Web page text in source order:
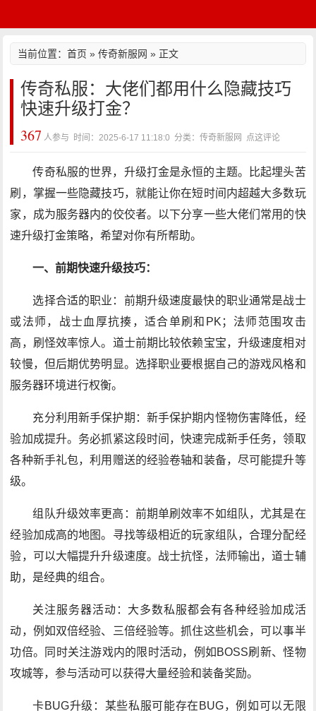
当前位置：首页 »传奇新服网 » 正文
传奇私服：大佬们都用什么隐藏技巧
快速升级打金？
367 人参与 时间：2025-6-17 11:18:0 分类：传奇新服网 点这评论
传奇私服的世界，升级打金是永恒的主题。比起埋头苦
刷，掌握一些隐藏技巧，就能让你在短时间内超越大多数玩
家，成为服务器内的佼佼者。以下分享一些大佬们常用的快
速升级打金策略，希望对你有所帮助。
一、前期快速升级技巧：
选择合适的职业：前期升级速度最快的职业通常是战士
或法师，战士血厚抗揍，适合单刷和PK；法师范围攻击
高，刷怪效率惊人。道士前期比较依赖宝宝，升级速度相对
较慢，但后期优势明显。选择职业要根据自己的游戏风格和
服务器环境进行权衡。
充分利用新手保护期：新手保护期内怪物伤害降低，经
验加成提升。务必抓紧这段时间，快速完成新手任务，领取
各种新手礼包，利用赠送的经验卷轴和装备，尽可能提升等
级。
组队升级效率更高：前期单刷效率不如组队，尤其是在
经验加成高的地图。寻找等级相近的玩家组队，合理分配经
验，可以大幅提升升级速度。战士抗怪，法师输出，道士辅
助，是经典的组合。
关注服务器活动：大多数私服都会有各种经验加成活
动，例如双倍经验、三倍经验等。抓住这些机会，可以事半
功倍。同时关注游戏内的限时活动，例如BOSS刷新、怪物
攻城等，参与活动可以获得大量经验和装备奖励。
卡BUG升级：某些私服可能存在BUG，例如可以无限